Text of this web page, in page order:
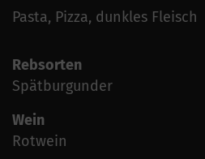
Pasta, Pizza, dunkles Fleisch
Rebsorten
Spätburgunder
Wein
Rotwein